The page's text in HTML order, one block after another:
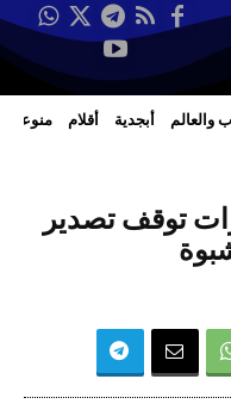
والعالم أبجدية أقلام منوعات
توقف تصدير